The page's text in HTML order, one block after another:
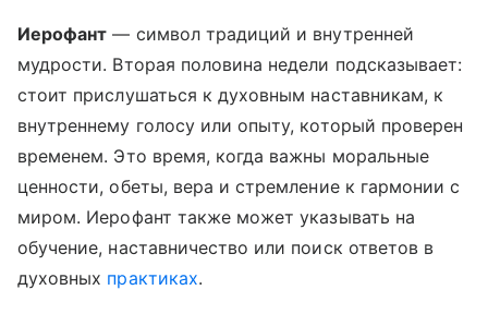
Иерофант — символ традиций и внутренней
мудрости. Вторая половина недели подсказывает:
стоит прислушаться к духовным наставникам, к
внутреннему голосу или опыту, который проверен
временем. Это время, когда важны моральные
ценности, обеты, вера и стремление к гармонии с
миром. Иерофант также может указывать на
обучение, наставничество или поиск ответов в
духовных практиках.